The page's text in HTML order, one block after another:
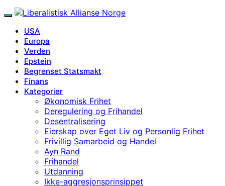
USA
Europa
Verden
Epstein
Begrenset Statsmakt
Finans
Kategorier
Økonomisk Frihet
Deregulering og Frihandel
Desentralisering
Eierskap over Eget Liv og Personlig Frihet
Frivillig Samarbeid og Handel
Ayn Rand
Frihandel
Utdanning
Ikke-aggresjonsprinsippet